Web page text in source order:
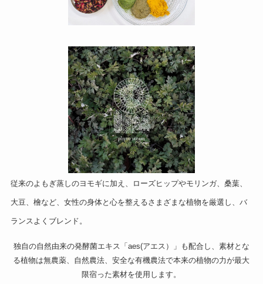
従来のよもぎ蒸しのヨモギに加え、ローズヒップやモリンガ、桑葉、
大豆、檜など、女性の身体と心を整えるさまざまな植物を厳選し、バ
ランスよくブレンド。
独自の自然由来の発酵菌エキス「aes(アエス）」も配合し、素材とな
る植物は無農薬、自然農法、安全な有機農法で本来の植物の力が最大
限宿った素材を使用します。